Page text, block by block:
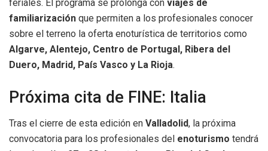
feriales. El programa se prolonga con viajes de
familiarización que permiten a los profesionales conocer
sobre el terreno la oferta enoturística de territorios como
Algarve, Alentejo, Centro de Portugal, Ribera del
Duero, Madrid, País Vasco y La Rioja.
Próxima cita de FINE: Italia
Tras el cierre de esta edición en Valladolid, la próxima
convocatoria para los profesionales del enoturismo tendrá